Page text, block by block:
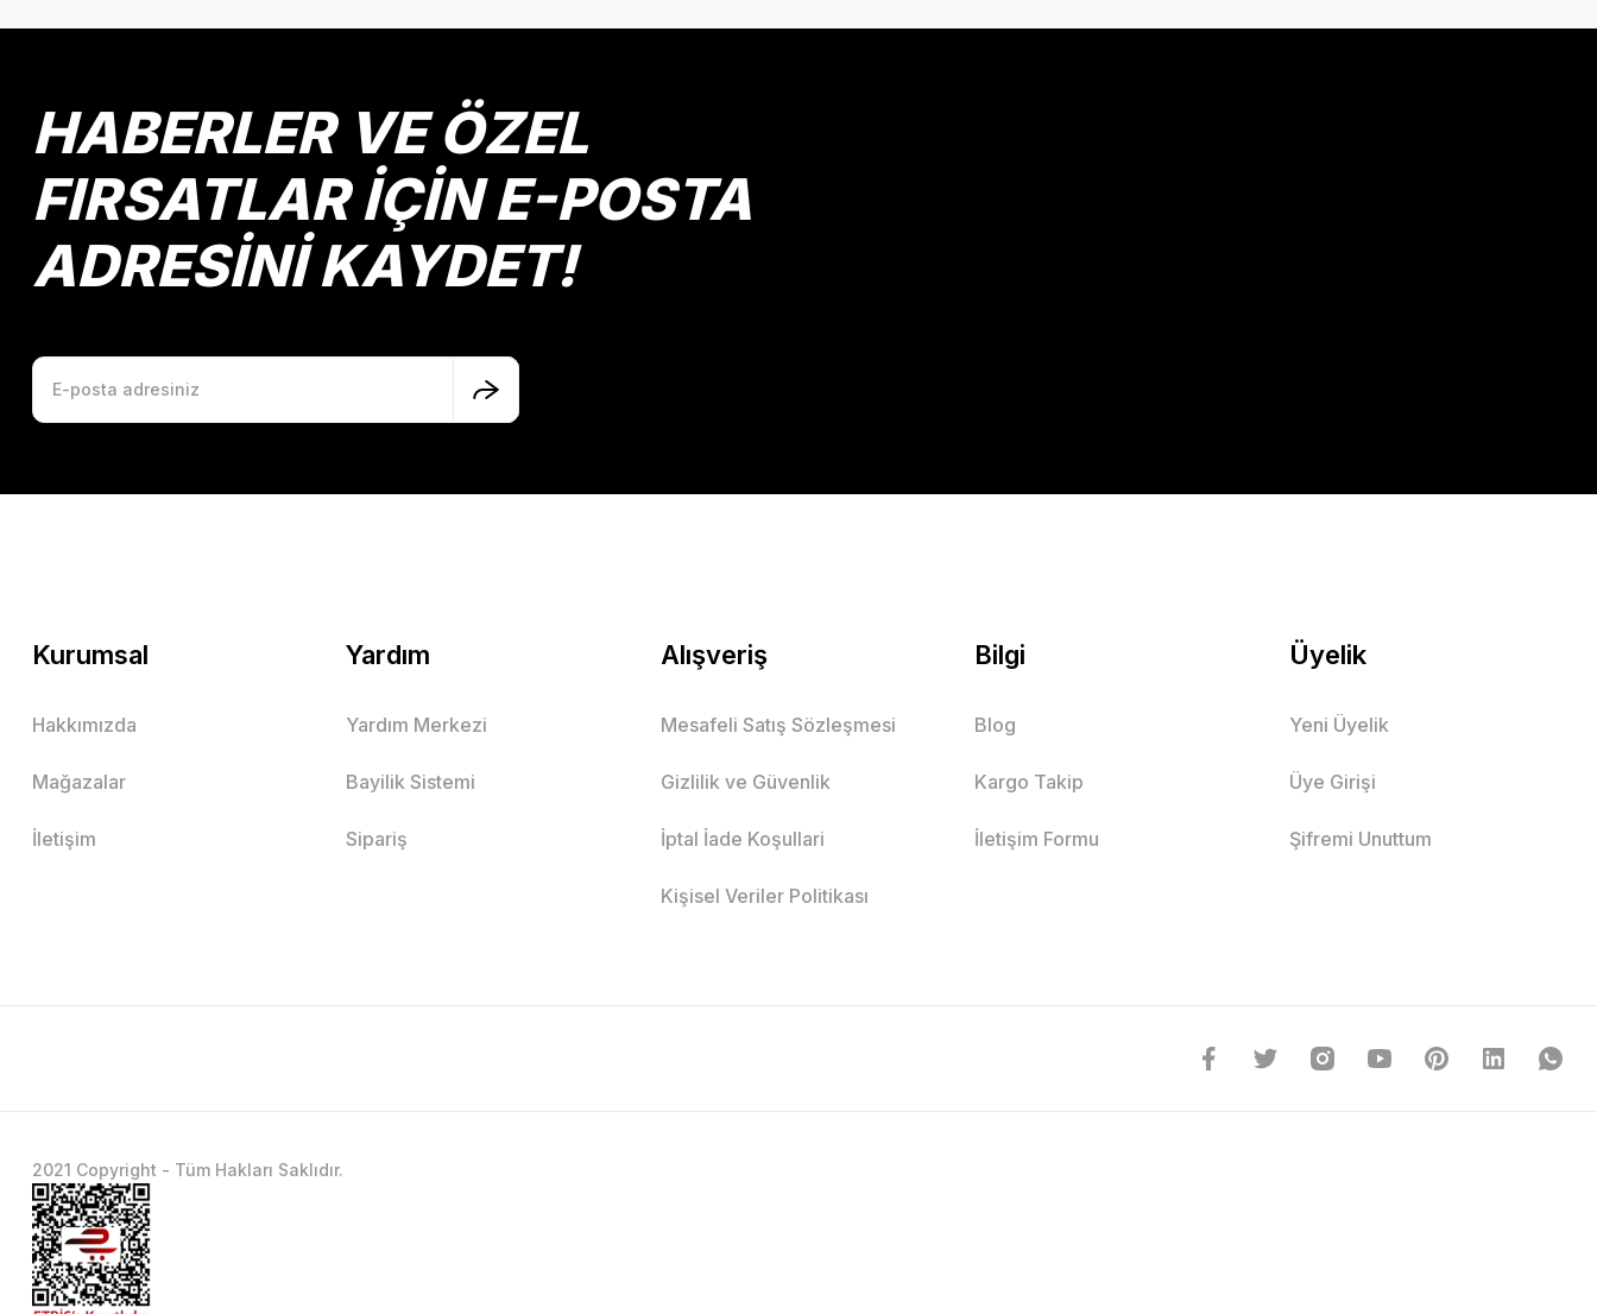
HABERLER VE ÖZEL
FIRSATLAR İÇİN E-POSTA
ADRESİNİ KAYDET!
Kurumsal
Hakkımızda
Mağazalar
İletişim
Yardım
Yardım Merkezi
Bayilik Sistemi
Sipariş
Alışveriş
Mesafeli Satış Sözleşmesi
Gizlilik ve Güvenlik
İptal İade Koşullari
Kişisel Veriler Politikası
Bilgi
Blog
Kargo Takip
İletişim Formu
Üyelik
Yeni Üyelik
Üye Girişi
Şifremi Unuttum
2021 Copyright - Tüm Hakları Saklıdır.